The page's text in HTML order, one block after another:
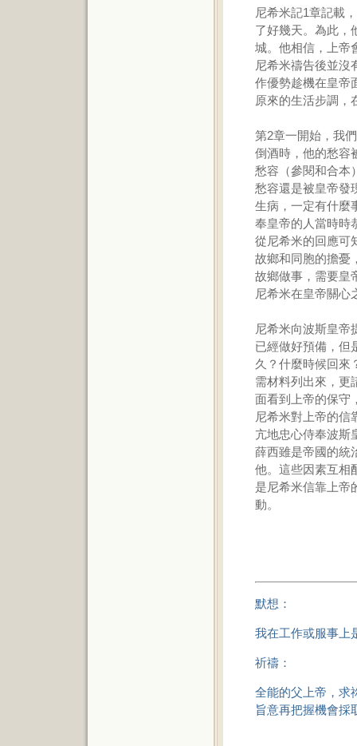
尼希米記1章記載
了好幾天。為此，
城。他相信，上帝
尼希米禱告後並沒
作優勢趁機在皇帝
原來的生活步調，
第2章一開始，我
倒酒時，他的愁容
愁容（參閱和合本
愁容還是被皇帝發
生病，一定有什麼
奉皇帝的人當時時
從尼希米的回應可
故鄉和同胞的擔憂
故鄉做事，需要皇
尼希米在皇帝關心
尼希米向波斯皇帝
已經做好預備，但
久？什麼時候回來
需材料列出來，更
面看到上帝的保守
尼希米對上帝的信
亢地忠心侍奉波斯
薛西雖是帝國的統
他。這些因素互相
是尼希米信靠上帝
動。
默想：
我在工作或服事上
祈禱：
全能的父上帝，求
旨意再把握機會採